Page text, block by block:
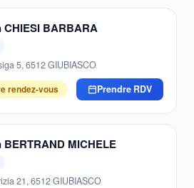
CHIESI BARBARA
5, 6512 GIUBIASCO
rendez-vous
Prendre RDV
BERTRAND MICHELE
21, 6512 GIUBIASCO